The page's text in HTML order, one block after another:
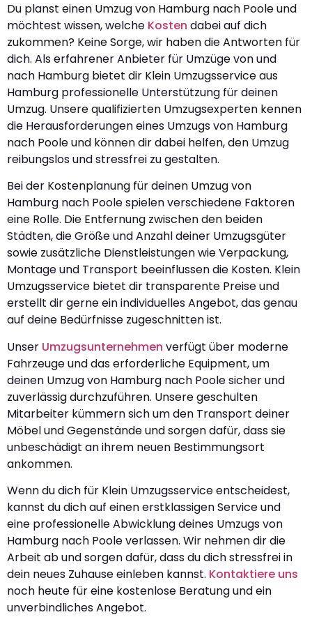
Du planst einen Umzug von Hamburg nach Poole und
möchtest wissen, welche Kosten dabei auf dich
zukommen? Keine Sorge, wir haben die Antworten für
dich. Als erfahrener Anbieter für Umzüge von und
nach Hamburg bietet dir Klein Umzugsservice aus
Hamburg professionelle Unterstützung für deinen
Umzug. Unsere qualifizierten Umzugsexperten kennen
die Herausforderungen eines Umzugs von Hamburg
nach Poole und können dir dabei helfen, den Umzug
reibungslos und stressfrei zu gestalten.
Bei der Kostenplanung für deinen Umzug von
Hamburg nach Poole spielen verschiedene Faktoren
eine Rolle. Die Entfernung zwischen den beiden
Städten, die Größe und Anzahl deiner Umzugsgüter
sowie zusätzliche Dienstleistungen wie Verpackung,
Montage und Transport beeinflussen die Kosten. Klein
Umzugsservice bietet dir transparente Preise und
erstellt dir gerne ein individuelles Angebot, das genau
auf deine Bedürfnisse zugeschnitten ist.
Unser Umzugsunternehmen verfügt über moderne
Fahrzeuge und das erforderliche Equipment, um
deinen Umzug von Hamburg nach Poole sicher und
zuverlässig durchzuführen. Unsere geschulten
Mitarbeiter kümmern sich um den Transport deiner
Möbel und Gegenstände und sorgen dafür, dass sie
unbeschädigt an ihrem neuen Bestimmungsort
ankommen.
Wenn du dich für Klein Umzugsservice entscheidest,
kannst du dich auf einen erstklassigen Service und
eine professionelle Abwicklung deines Umzugs von
Hamburg nach Poole verlassen. Wir nehmen dir die
Arbeit ab und sorgen dafür, dass du dich stressfrei in
dein neues Zuhause einleben kannst. Kontaktiere uns
noch heute für eine kostenlose Beratung und ein
unverbindliches Angebot.